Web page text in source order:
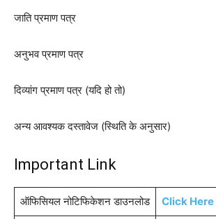
जाति प्रमाण पत्र
अनुभव प्रमाण पत्र
दिव्यांग प्रमाण पत्र (यदि हो तो)
अन्य आवश्यक दस्तावेज (स्थिति के अनुसार)
Important Link
ऑफिसियल नोटिफिकेशन डाउनलोड Click Here